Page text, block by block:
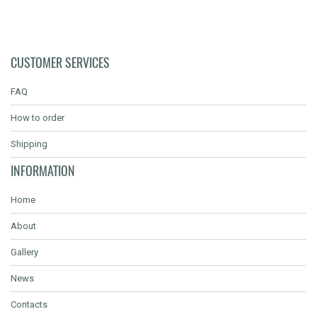
CUSTOMER SERVICES
FAQ
How to order
Shipping
INFORMATION
Home
About
Gallery
News
Contacts